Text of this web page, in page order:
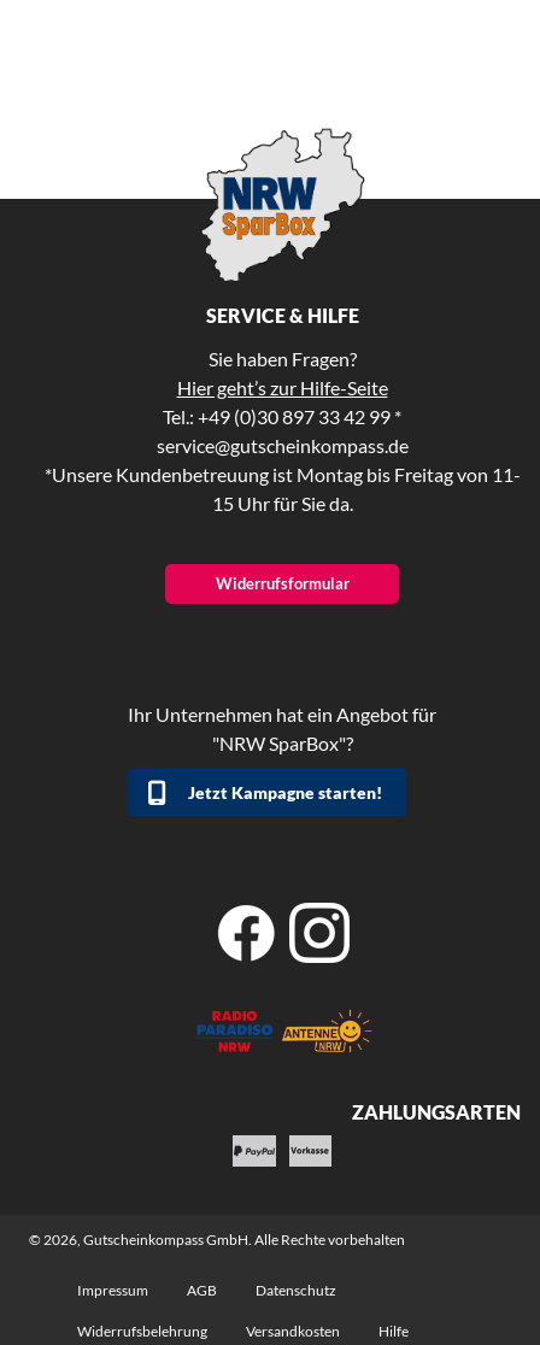
SERVICE & HILFE
Sie haben Fragen?
Hier geht’s zur Hilfe-Seite
Tel.: +49 (0)30 897 33 42 99 *
service@gutscheinkompass.de
*Unsere Kundenbetreuung ist Montag bis Freitag von 11-
15 Uhr für Sie da.
Widerrufsformular
Ihr Unternehmen hat ein Angebot für
"NRW SparBox"?
Jetzt Kampagne starten!
ZAHLUNGSARTEN
© 2026, Gutscheinkompass GmbH . Alle Rechte vorbehalten
Impressum AGB Datenschutz
Widerrufsbelehrung Versandkosten Hilfe